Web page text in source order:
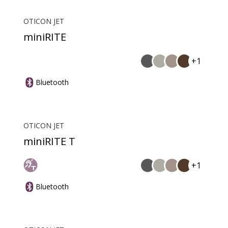
OTICON JET
miniRITE
+1
Bluetooth
OTICON JET
miniRITE T
+1
Bluetooth